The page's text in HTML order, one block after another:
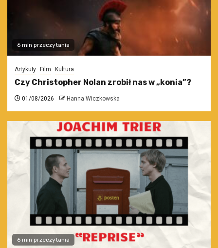
6 min przeczytania
Artykuły Film Kultura
Czy Christopher Nolan zrobił nas w „konia”?
01/08/2026 Hanna Wiczkowska
6 min przeczytania